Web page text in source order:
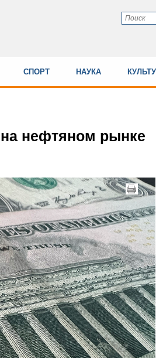
СПОРТ НАУКА
нефтяном рынке